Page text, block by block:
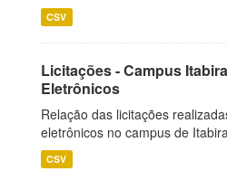
CSV
Licitações - Campus
Eletrônicos
Relação das licitações
eletrônicos no campus de
CSV